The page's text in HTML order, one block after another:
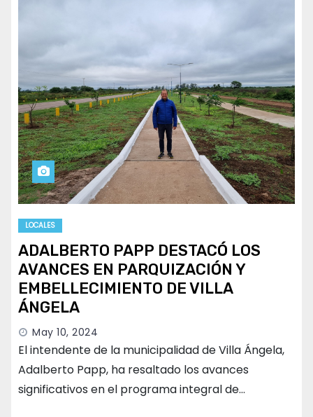
LOCALES
ADALBERTO PAPP DESTACÓ LOS
AVANCES EN PARQUIZACIÓN Y
EMBELLECIMIENTO DE VILLA
ÁNGELA
May 10, 2024
El intendente de la municipalidad de Villa Ángela,
Adalberto Papp, ha resaltado los avances
significativos en el programa integral de…